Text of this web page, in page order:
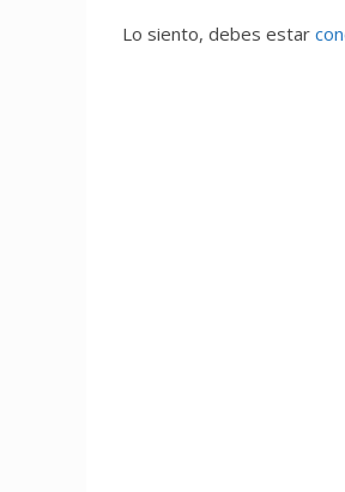
Lo siento, debes estar